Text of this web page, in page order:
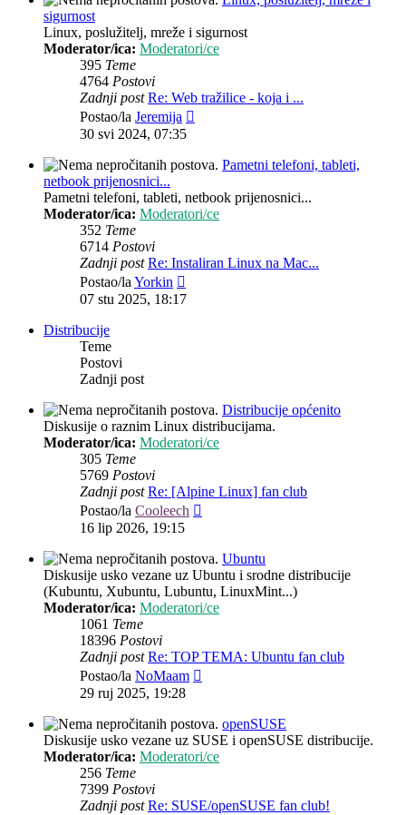
sigurnost
Linux, poslužitelj, mreže i sigurnost
Moderator/ica: Moderatori/ce
395 Teme
4764 Postovi
Zadnji post Re: Web tražilice - koja i ...
Postao/la Jeremija
30 svi 2024, 07:35
Pametni telefoni, tableti,
netbook prijenosnici...
Pametni telefoni, tableti, netbook prijenosnici...
Moderator/ica: Moderatori/ce
352 Teme
6714 Postovi
Zadnji post Re: Instaliran Linux na Mac...
Postao/laYorkin
post
07 stu 2025, 18:17
Distribucije
Teme
Postovi
Zadnji post
Distribucije općenito
Diskusije o raznim Linux distribucijama.
Moderator/ica: Moderatori/ce
305 Teme
5769 Postovi
Zadnji post Re: [Alpine Linux] fan club
Postao/la Cooleech
16 lip 2026, 19:15
Ubuntu
Diskusije usko vezane uz Ubuntu i srodne distribucije
(Kubuntu, Xubuntu, Lubuntu, LinuxMint...)
Moderator/ica: Moderatori/ce
1061 Teme
18396 Postovi
Zadnji post Re: TOP TEMA: Ubuntu fan club
Postao/la NoMaam
29 ruj 2025, 19:28
openSUSE
Diskusije usko vezane uz SUSE i openSUSE distribucije.
Moderator/ica: Moderatori/ce
256 Teme
7399 Postovi
Zadnji post Re: SUSE/openSUSE fan club!